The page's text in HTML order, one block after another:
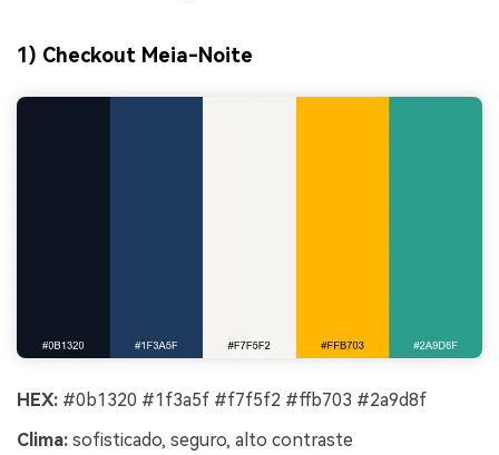
1) Checkout Meia-Noite
HEX: #0b1320 #1f3a5f #f7f5f2 #ffb703 #2a9d8f
Clima: sofisticado, seguro, alto contraste